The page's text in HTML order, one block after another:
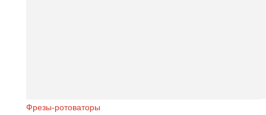
Фрезы-ротоваторы